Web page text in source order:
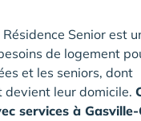
Senior est
de logement
et les seniors, dont
devient leur domicile.
services à